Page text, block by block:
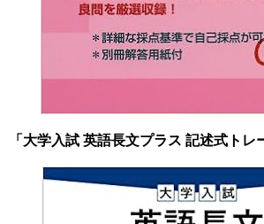
「 大学入試 英語長文プラス 記述式トレ